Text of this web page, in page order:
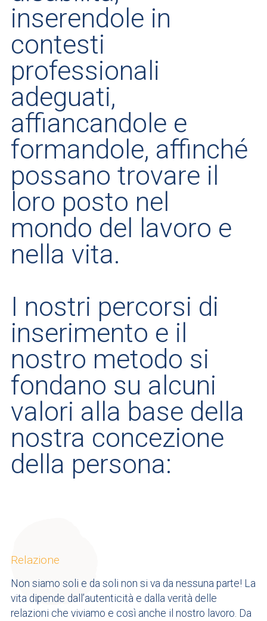
inserendole in
contesti
professionali
adeguati,
affiancandole e
formandole, affinché
possano trovare il
loro posto nel
mondo del lavoro e
nella vita.
I nostri percorsi di
inserimento e il
nostro metodo si
fondano su alcuni
valori alla base della
nostra concezione
della persona:
Relazione
Non siamo soli e da soli non si va da nessuna parte! La
vita dipende dall’autenticità e dalla verità delle
relazioni che viviamo e così anche il nostro lavoro. Da